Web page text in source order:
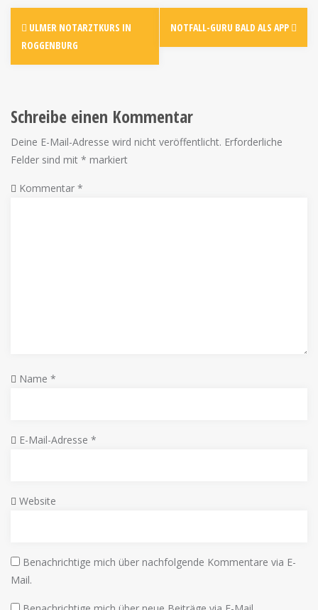
ULMER NOTARZTKURS IN
ROGGENBURG
NOTFALL-GURU BALD ALS APP
Schreibe einen Kommentar
Deine E-Mail-Adresse wird nicht veröffentlicht. Erforderliche
Felder sind mit * markiert
Kommentar *
Name *
E-Mail-Adresse *
Website
Benachrichtige mich über nachfolgende Kommentare via E-
Mail.